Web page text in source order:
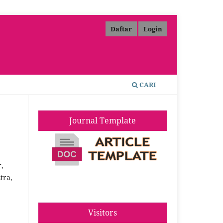
CARI
Daftar Login
Journal Template
Visitors